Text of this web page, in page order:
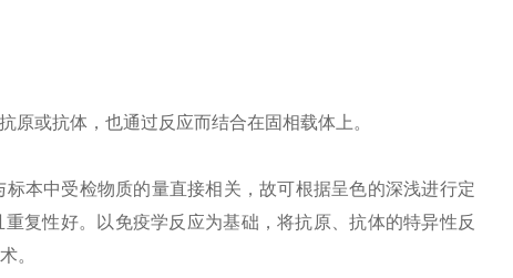
原或抗体，也通过反应而结合在固相载体上。
本中受检物质的量直接相关，故可根据呈色的深浅进行定
复性好。以免疫学反应为基础，将抗原、抗体的特异性反
。